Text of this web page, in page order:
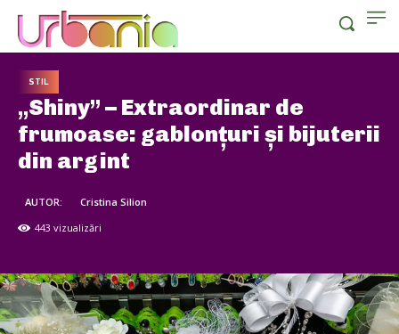
STIL
„Shiny” – Extraordinar de
frumoase: gablonțuri și bijuterii
din argint
AUTOR:
Cristina Silion
443 vizualizări